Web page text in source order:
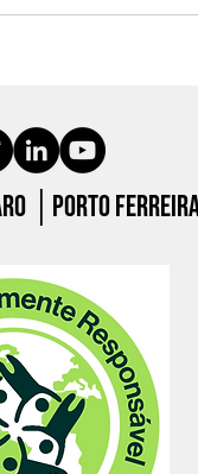
│porto